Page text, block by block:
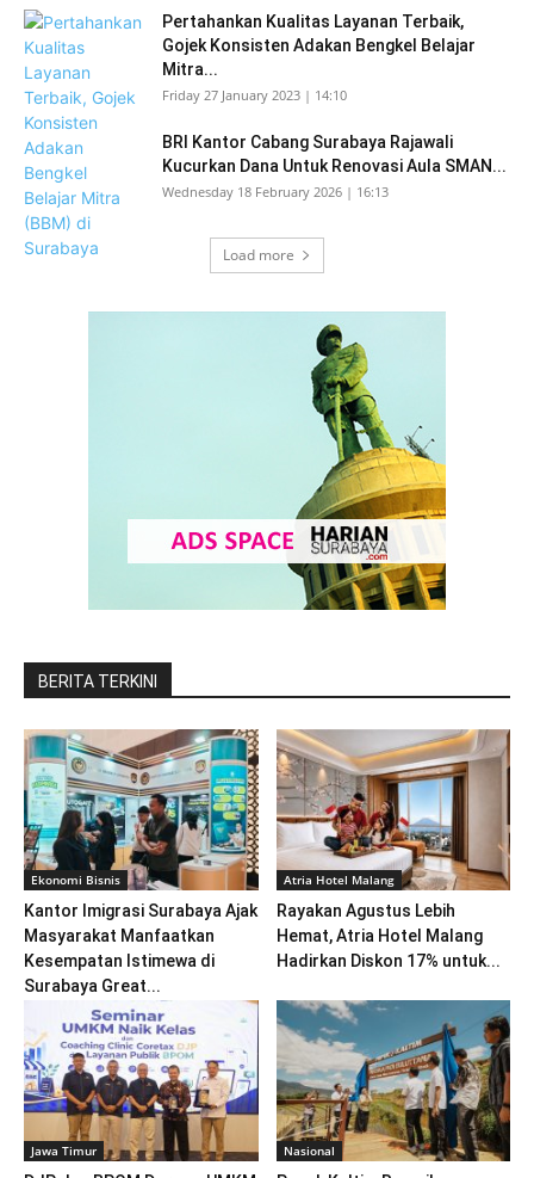
Pertahankan Kualitas Layanan Terbaik,
Gojek Konsisten Adakan Bengkel Belajar
Mitra...
Friday 27 January 2023 | 14:10
BRI Kantor Cabang Surabaya Rajawali
Kucurkan Dana Untuk Renovasi Aula SMAN...
Wednesday 18 February 2026 | 16:13
Load more
BERITA TERKINI
Ekonomi Bisnis
Kantor Imigrasi Surabaya Ajak
Masyarakat Manfaatkan
Kesempatan Istimewa di
Surabaya Great...
Atria Hotel Malang
Rayakan Agustus Lebih
Hemat, Atria Hotel Malang
Hadirkan Diskon 17% untuk...
Jawa Timur Nasional